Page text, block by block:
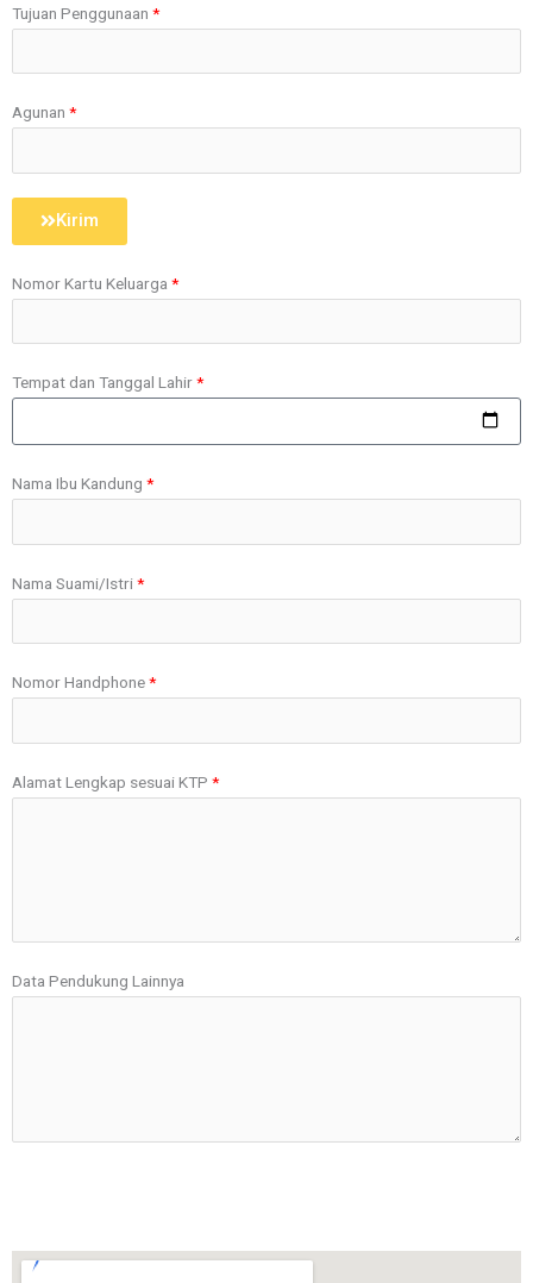
Tujuan Penggunaan
Agunan
Kirim
Nomor Kartu Keluarga
Tempat dan Tanggal Lahir
Nama Ibu Kandung
Nama Suami/Istri
Nomor Handphone
Alamat Lengkap sesuai KTP
Data Pendukung Lainnya